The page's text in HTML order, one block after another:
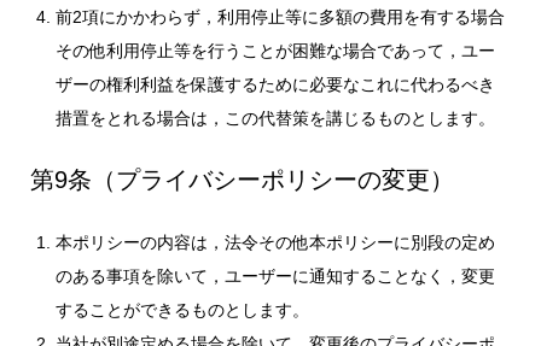
前2項にかかわらず，利用停止等に多額の費用を有する場合
その他利用停止等を行うことが困難な場合であって，ユー
ザーの権利利益を保護するために必要なこれに代わるべき
措置をとれる場合は，この代替策を講じるものとします。
第9条（プライバシーポリシーの変更）
本ポリシーの内容は，法令その他本ポリシーに別段の定め
のある事項を除いて，ユーザーに通知することなく，変更
することができるものとします。